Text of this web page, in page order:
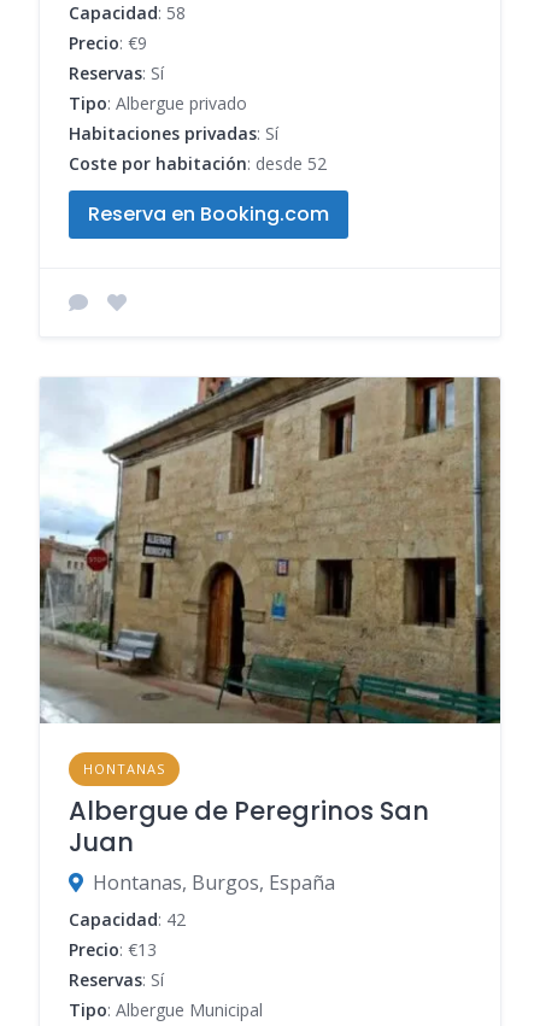
Capacidad: 58
Precio: €9
Reservas: Sí
Tipo: Albergue privado
Habitaciones privadas: Sí
Coste por habitación: desde 52
Reserva en Booking.com
HONTANAS
Albergue de Peregrinos San
Juan
Hontanas, Burgos, España
Capacidad: 42
Precio: €13
Reservas: Sí
Tipo: Albergue Municipal